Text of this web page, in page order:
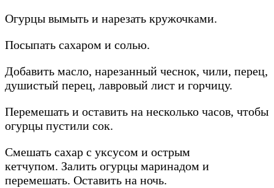
Огурцы вымыть и нарезать кружочками.
Посыпать сахаром и солью.
Добавить масло, нарезанный чеснок, чили, перец,
душистый перец, лавровый лист и горчицу.
Перемешать и оставить на несколько часов, чтобы
огурцы пустили сок.
Смешать сахар с уксусом и острым
кетчупом. Залить огурцы маринадом и
перемешать. Оставить на ночь.